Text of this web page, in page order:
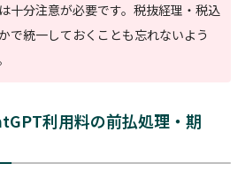
十分注意が必要です。税抜経理・税込
で統一しておくことも忘れないよう
利用料の前払処理・期